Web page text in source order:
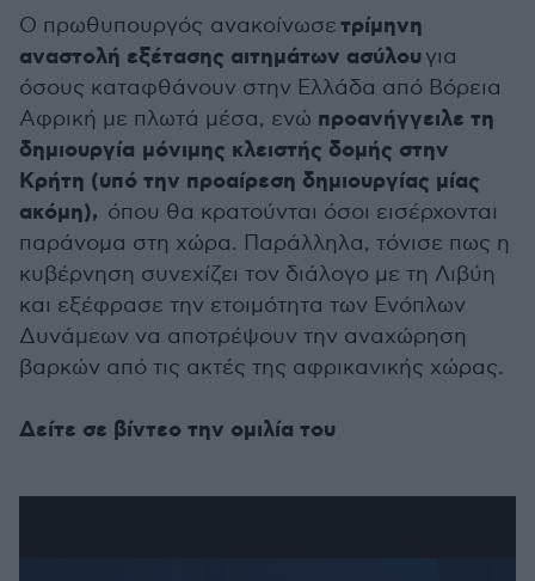
Ο πρωθυπουργός ανακοίνωσετρίμηνη
αναστολή εξέτασης αιτημάτων ασύλουγια
όσους καταφθάνουν στην Ελλάδα από Βόρεια
Αφρική με πλωτά μέσα, ενώ προανήγγειλε τη
δημιουργία μόνιμης κλειστής δομής στην
Κρήτη (υπό την προαίρεση δημιουργίας μίας
ακόμη), όπου θα κρατούνται όσοι εισέρχονται
παράνομα στη χώρα. Παράλληλα, τόνισε πως η
κυβέρνηση συνεχίζει τον διάλογο με τη Λιβύη
και εξέφρασε την ετοιμότητα των Ενόπλων
Δυνάμεων να αποτρέψουν την αναχώρηση
βαρκών από τις ακτές της αφρικανικής χώρας.
Δείτε σε βίντεο την ομιλία του